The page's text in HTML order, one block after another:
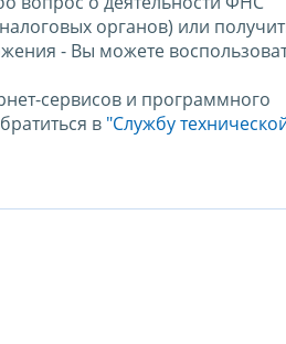
органов) или
- Вы можете
сервисов и программного
в "Службу